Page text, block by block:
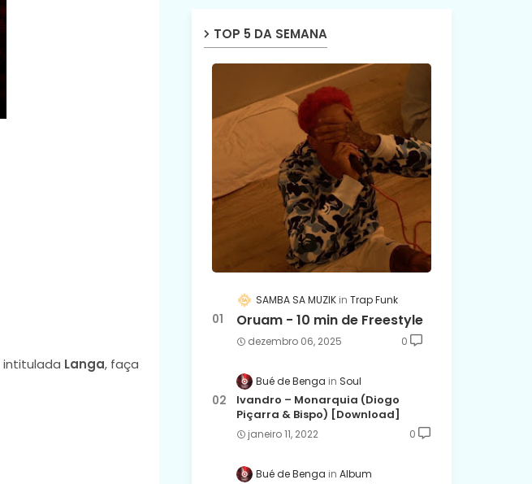
intitulada Langa, faça
TOP 5 DA SEMANA
SAMBA SA MUZIK Trap Funk
Oruam - 10 min de Freestyle
dezembro 06, 2025 0
Bué de Benga Soul
Ivandro – Monarquia (Diogo
Piçarra & Bispo) [Download]
janeiro 11, 2022 0
Bué de Benga Album